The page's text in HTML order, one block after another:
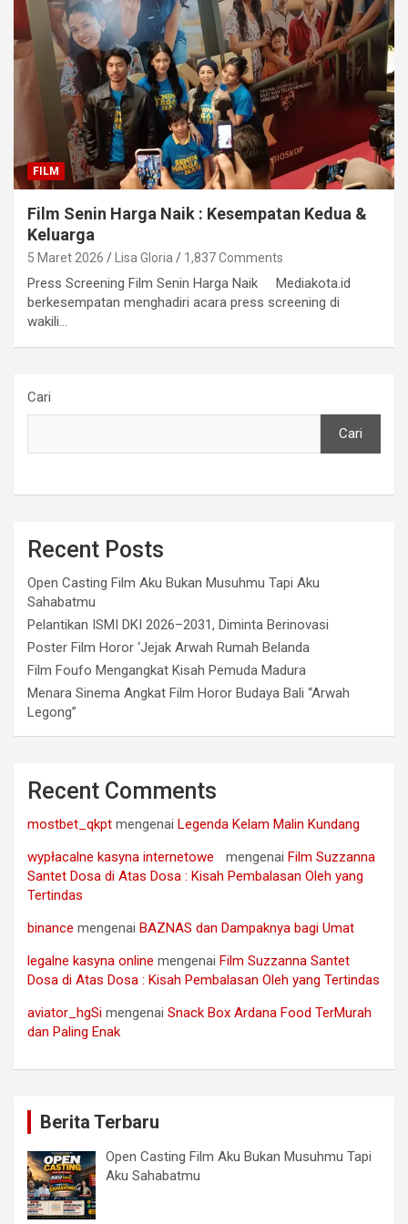
FILM
Film Senin Harga Naik : Kesempatan Kedua &
Keluarga
5 Maret 2026 Lisa Gloria 1,837 Comments
Press Screening Film Senin Harga Naik Mediakota.id
berkesempatan menghadiri acara press screening di
wakili…
Cari
Cari
Recent Posts
Open Casting Film Aku Bukan Musuhmu Tapi Aku
Sahabatmu
Pelantikan ISMI DKI 2026–2031, Diminta Berinovasi
Poster Film Horor ‘Jejak Arwah Rumah Belanda
Film Foufo Mengangkat Kisah Pemuda Madura
Menara Sinema Angkat Film Horor Budaya Bali “Arwah
Legong”
Recent Comments
mostbet_qkpt mengenai Legenda Kelam Malin Kundang
wypłacalne kasyna internetowe
mengenai Film Suzzanna
Santet Dosa di Atas Dosa : Kisah Pembalasan Oleh yang
Tertindas
binance mengenai BAZNAS dan Dampaknya bagi Umat
legalne kasyna online mengenai Film Suzzanna Santet
Dosa di Atas Dosa : Kisah Pembalasan Oleh yang Tertindas
aviator_hgSi mengenai Snack Box Ardana Food TerMurah
dan Paling Enak
Berita Terbaru
Open Casting Film Aku Bukan Musuhmu Tapi
Aku Sahabatmu